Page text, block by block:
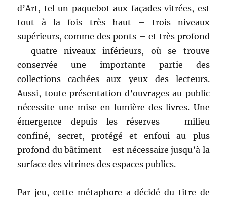
d’Art, tel un paquebot aux façades vitrées, est
tout à la fois très haut – trois niveaux
supérieurs, comme des ponts – et très profond
– quatre niveaux inférieurs, où se trouve
conservée une importante partie des
collections cachées aux yeux des lecteurs.
Aussi, toute présentation d’ouvrages au public
nécessite une mise en lumière des livres. Une
émergence depuis les réserves – milieu
confiné, secret, protégé et enfoui au plus
profond du bâtiment – est nécessaire jusqu’à la
surface des vitrines des espaces publics.
Par jeu, cette métaphore a décidé du titre de